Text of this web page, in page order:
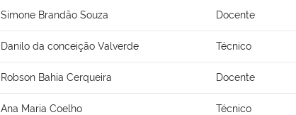
Simone Brandão Souza Docente
Danilo da conceição Valverde Técnico
Robson Bahia Cerqueira Docente
Ana Maria Coelho Técnico